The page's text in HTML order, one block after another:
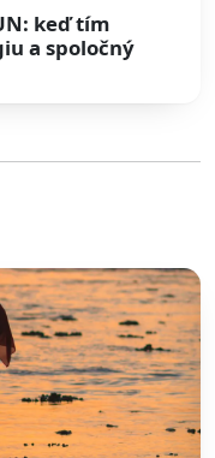
keď tím
a spoločný